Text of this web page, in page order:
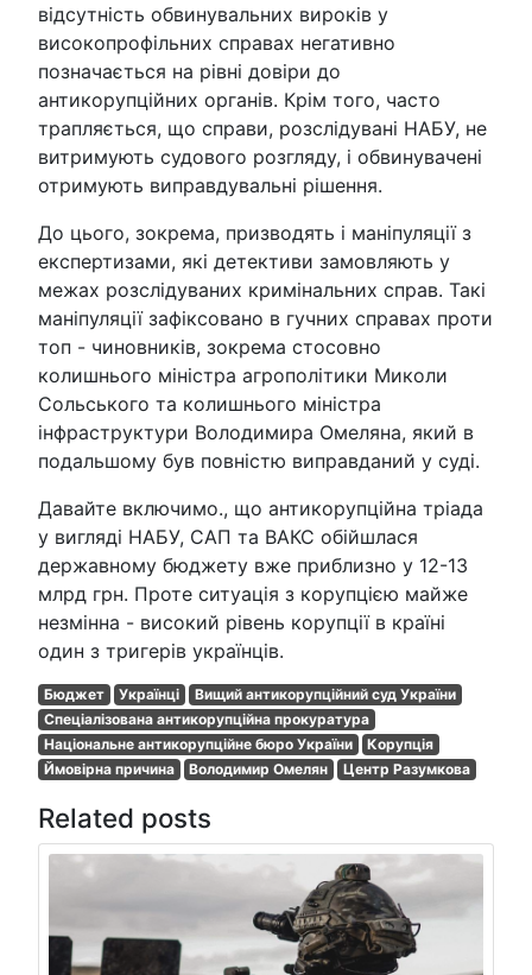
відсутність обвинувальних вироків у
високопрофільних справах негативно
позначається на рівні довіри до
антикорупційних органів. Крім того, часто
трапляється, що справи, розслідувані НАБУ, не
витримують судового розгляду, і обвинувачені
отримують виправдувальні рішення.
До цього, зокрема, призводять і маніпуляції з
експертизами, які детективи замовляють у
межах розслідуваних кримінальних справ. Такі
маніпуляції зафіксовано в гучних справах проти
топ - чиновників, зокрема стосовно
колишнього міністра агрополітики Миколи
Сольського та колишнього міністра
інфраструктури Володимира Омеляна, який в
подальшому був повністю виправданий у суді.
Давайте включимо., що антикорупційна тріада
у вигляді НАБУ, САП та ВАКС обійшлася
державному бюджету вже приблизно у 12-13
млрд грн. Проте ситуація з корупцією майже
незмінна - високий рівень корупції в країні
один з тригерів українців.
Бюджет Українці
Вищий антикорупційний суд України
Спеціалізована антикорупційна прокуратура
Національне антикорупційне бюро України
Корупція
Ймовірна причина
Володимир Омелян Центр Разумкова
Related posts